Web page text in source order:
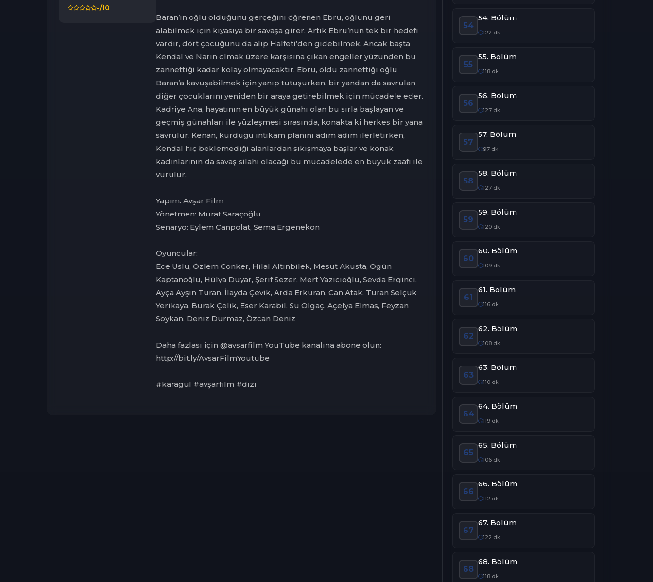
-/10
Baran’ın oğlu olduğunu gerçeğini öğrenen Ebru, oğlunu geri
alabilmek için kıyasıya bir savaşa girer. Artık Ebru’nun tek bir hedefi
vardır, dört çocuğunu da alıp Halfeti’den gidebilmek. Ancak başta
Kendal ve Narin olmak üzere karşısına çıkan engeller yüzünden bu
zannettiği kadar kolay olmayacaktır. Ebru, öldü zannettiği oğlu
Baran’a kavuşabilmek için yanıp tutuşurken, bir yandan da savrulan
diğer çocuklarını yeniden bir araya getirebilmek için mücadele eder.
Kadriye Ana, hayatının en büyük günahı olan bu sırla başlayan ve
geçmiş günahları ile yüzleşmesi sırasında, konakta ki herkes bir yana
savrulur. Kenan, kurduğu intikam planını adım adım ilerletirken,
Kendal hiç beklemediği alanlardan sıkışmaya başlar ve konak
kadınlarının da savaş silahı olacağı bu mücadelede en büyük zaafı ile
vurulur.
Yapım: Avşar Film
Yönetmen: Murat Saraçoğlu
Senaryo: Eylem Canpolat, Sema Ergenekon
Oyuncular:
Ece Uslu, Özlem Conker, Hilal Altınbilek, Mesut Akusta, Ogün
Kaptanoğlu, Hülya Duyar, Şerif Sezer, Mert Yazıcıoğlu, Sevda Erginci,
Ayça Ayşin Turan, İlayda Çevik, Arda Erkuran, Can Atak, Turan Selçuk
Yerikaya, Burak Çelik, Eser Karabil, Su Olgaç, Açelya Elmas, Feyzan
Soykan, Deniz Durmaz, Özcan Deniz
Daha fazlası için @avsarfilm YouTube kanalına abone olun:
http://bit.ly/AvsarFilmYoutube
#karagül #avşarfilm #dizi
54
54. Bölüm
122 dk
55
55. Bölüm
118 dk
56
56. Bölüm
127 dk
57
57. Bölüm
97 dk
58
58. Bölüm
127 dk
59
59. Bölüm
120 dk
60
60. Bölüm
109 dk
61
61. Bölüm
116 dk
62
62. Bölüm
108 dk
63
63. Bölüm
110 dk
64
64. Bölüm
119 dk
65
65. Bölüm
106 dk
66
66. Bölüm
112 dk
67
67. Bölüm
122 dk
68
68. Bölüm
118 dk